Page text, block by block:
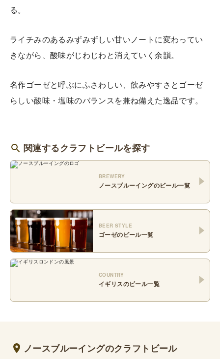
る。
ライチみのあるみずみずしい甘いノートに変わってい
きながら、酸味がじわじわと消えていく余韻。
名作ゴーゼと呼ぶにふさわしい、飲みやすさとゴーゼ
らしい酸味・塩味のバランスを兼ね備えた逸品です。
関連するクラフトビールを探す
BREWERY
ノースブルーイングのビール一覧
BEER STYLE
ゴーゼのビール一覧
COUNTRY
イギリスのビール一覧
ノースブルーイングのクラフトビール